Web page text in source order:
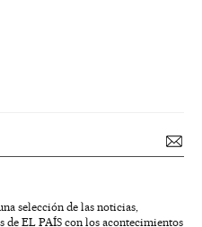
selección de las noticias,
de EL PAÍS con los acontecimientos